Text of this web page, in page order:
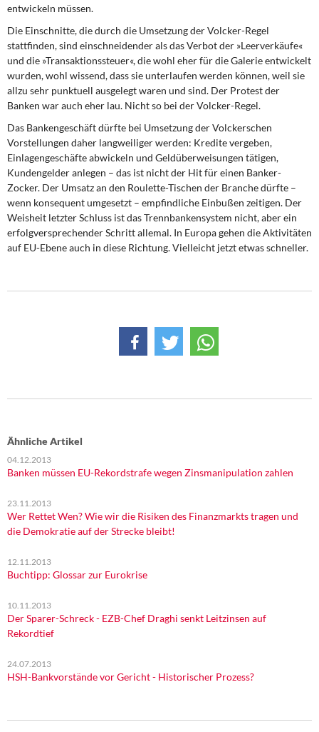
entwickeln müssen.
Die Einschnitte, die durch die Umsetzungder Volcker-Regel
stattfinden, sind einschneidender als das Verbot der »Leerverkäufe«
und die »Transaktionssteuer«, die wohl eher für die Galerie entwickelt
wurden, wohl wissend, dass sie unterlaufen werden können, weil sie
allzu sehr punktuell ausgelegt waren und sind. Der Protest der
Banken war auch eher lau. Nicht so bei der Volcker-Regel.
Das Bankengeschäft dürfte bei Umsetzung der Volckerschen
Vorstellungen daher langweiliger werden: Kredite vergeben,
Einlagengeschäfte abwickeln und Geldüberweisungen tätigen,
Kundengelder anlegen – das ist nicht der Hit für einen Banker-
Zocker. Der Umsatz an den Roulette-Tischen der Branche dürfte –
wenn konsequent umgesetzt – empfindliche Einbußen zeitigen. Der
Weisheit letzter Schluss ist das Trennbankensystem nicht, aber ein
erfolgversprechender Schritt allemal. In Europa gehen die Aktivitäten
auf EU-Ebene auch in diese Richtung. Vielleicht jetzt etwas schneller.
Ähnliche Artikel
04.12.2013
Banken müssen EU-Rekordstrafe wegen Zinsmanipulation zahlen
23.11.2013
Wer Rettet Wen? Wie wir die Risiken des Finanzmarkts tragen und
die Demokratie auf der Strecke bleibt!
12.11.2013
Buchtipp: Glossar zur Eurokrise
10.11.2013
Der Sparer-Schreck - EZB-Chef Draghi senkt Leitzinsen auf
Rekordtief
24.07.2013
HSH-Bankvorstände vor Gericht - Historischer Prozess?